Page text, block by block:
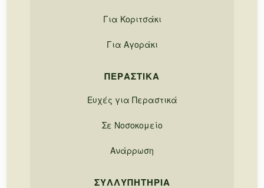
Για Κοριτσάκι
Για Αγοράκι
ΠΕΡΑΣΤΙΚΆ
Ευχές για Περαστικά
Σε Νοσοκομείο
Ανάρρωση
ΣΥΛΛΥΠΗΤΉΡΙΑ